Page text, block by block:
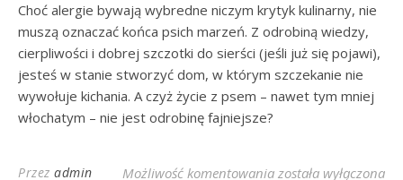
Choć alergie bywają wybredne niczym krytyk kulinarny, nie
muszą oznaczać końca psich marzeń. Z odrobiną wiedzy,
cierpliwości i dobrej szczotki do sierści (jeśli już się pojawi),
jesteś w stanie stworzyć dom, w którym szczekanie nie
wywołuje kichania. A czyż życie z psem – nawet tym mniej
włochatym – nie jest odrobinę fajniejsze?
Przez admin Możliwość komentowania Najlepsze Psy dla
została wyłączona